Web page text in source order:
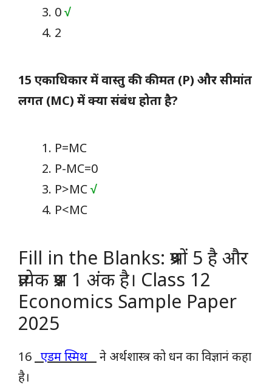
0√
2
15 एकाधिकार में वास्तु की कीमत (P) और सीमांत
लगत (MC) में क्या संबंध होता है?
P=MC
P-MC=0
P>MC√
P<MC
Fill in the Blanks: प्रश्रों 5 है और
प्रत्येक प्रश्न 1 अंक है। Class 12
Economics Sample Paper
2025
16 एडम स्मिथ
ने अर्थशास्त्र को धन का विज्ञानं कहा
है।